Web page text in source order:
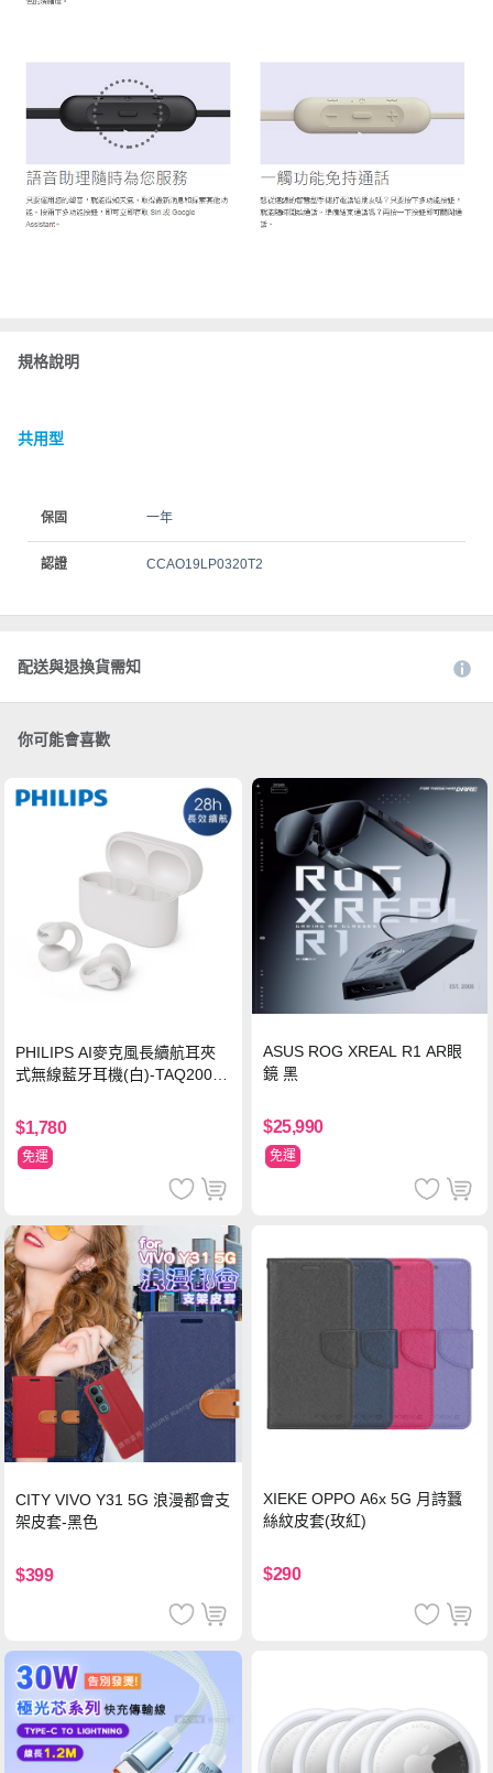
規格說明
共用型
保固 一年
認證 CCAO19LP0320T2
配送與退換貨需知
你可能會喜歡
PHILIPS AI麥克風長續航耳夾
式無線藍牙耳機(白)-TAQ2000
$1,780
免運
ASUS ROG XREAL R1 AR眼
鏡 黑
$25,990
免運
CITY VIVO Y31 5G 浪漫都會支
架皮套-黑色
$399
XIEKE OPPO A6x 5G 月詩蠶
絲紋皮套(玫紅)
$290